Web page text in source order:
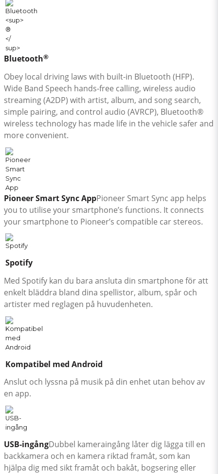
Bluetooth®
Obey local driving laws with built-in Bluetooth (HFP).
Wide Band Speech hands-free calling, wireless audio
streaming (A2DP) with artist, album, and song search,
simple pairing, and control audio (AVRCP), Bluetooth®
wireless technology has made life in the vehicle safer and
more convenient.
Pioneer Smart Sync AppPioneer Smart Sync app helps
you to utilise your smartphone’s functions. It connects
your smartphone to Pioneer’s compatible car stereos.
Spotify
Med Spotify kan du bara ansluta din smartphone för att
enkelt bläddra bland dina spellistor, album, spår och
artister med reglagen på huvudenheten.
Kompatibel med Android
Anslut och lyssna på musik på din enhet utan behov av
en app.
USB-ingångDubbel kameraingång låter dig lägga till en
backkamera och en kamera riktad framåt, som kan
hjälpa dig med sikt framåt och bakåt, bogsering eller